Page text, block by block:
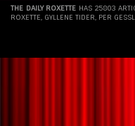
THE DAILY ROXETTE HAS 25803
ROXETTE, GYLLENE TIDER, PER